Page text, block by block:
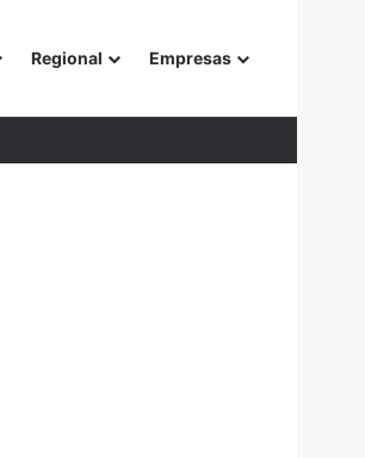
Regional Empresas